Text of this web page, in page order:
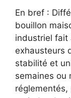
En bref :
bouillon
industriel fait
exhausteurs
stabilité et
semaines ou
réglementés,